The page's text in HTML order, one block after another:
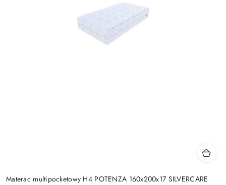
Materac multipocketowy H4 POTENZA 160x200x17 SILVERCARE